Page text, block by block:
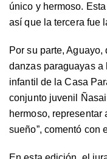
único y hermoso.
así que la tercera fue
Por su parte,
danzas paraguayas
infantil de la Casa
conjunto juvenil
hermoso,
sueño”, comentó con